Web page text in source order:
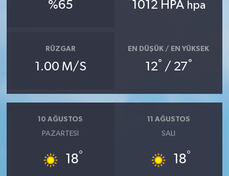
%65 1012 HPA hpa
RÜZGAR
1.00 M/S
EN DÜŞÜK / EN YÜKSEK
12° / 27°
10 AĞUSTOS
PAZARTESI
18°
11 AĞUSTOS
SALI
18°